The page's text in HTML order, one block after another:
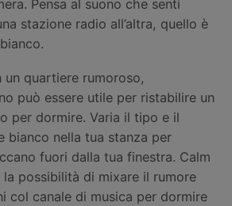
Pensa al suono che senti
stazione radio all’altra, quello è
un quartiere rumoroso,
può essere utile per ristabilire un
per dormire. Varia il tipo e il
bianco nella tua stanza per
fuori dalla tua finestra. Calm
possibilità di mixare il rumore
col canale di musica per dormire